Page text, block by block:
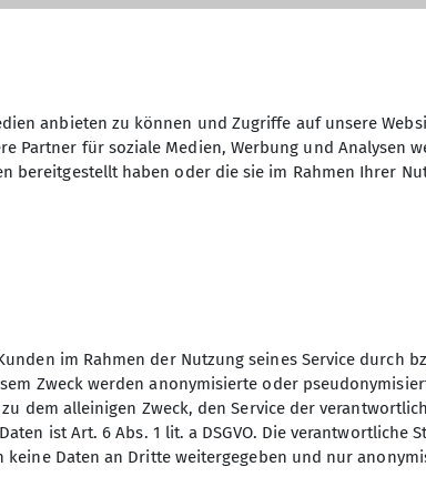
Sektion
Deutschen
anbieten zu können und Zugriffe auf unsere
Partner für soziale Medien, Werbung und Analysen
bereitgestellt haben oder die sie im Rahmen Ihrer
im Rahmen der Nutzung seines Service durch
Zweck werden anonymisierte oder
dem alleinigen Zweck, den Service der
ist Art. 6 Abs. 1 lit. a DSGVO. Die verantwortliche
keine Daten an Dritte weitergegeben und nur